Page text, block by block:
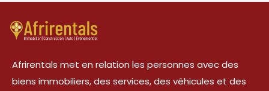
Afrirentals met en relation les personnes avec des
biens immobiliers, des services, des véhicules et des